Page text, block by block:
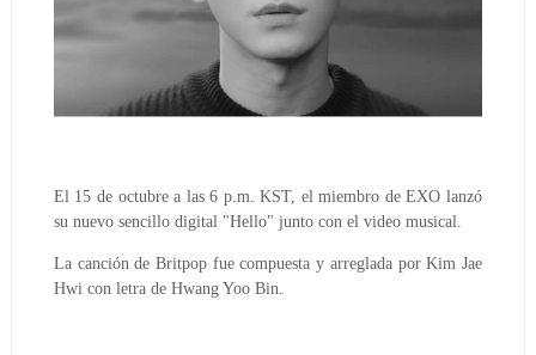
El 15 de octubre a las 6 p.m. KST, el miembro de EXO lanzó
su nuevo sencillo digital "Hello" junto con el video musical.
La canción de Britpop fue compuesta y arreglada por Kim Jae
Hwi con letra de Hwang Yoo Bin.